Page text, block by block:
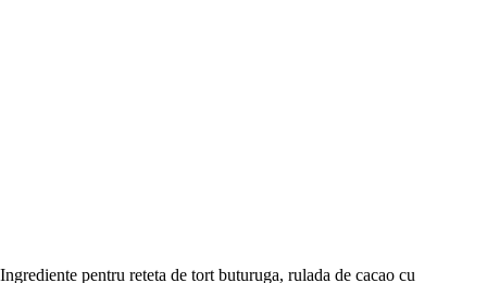
Ingrediente pentru reteta de tort buturuga, rulada de cacao cu